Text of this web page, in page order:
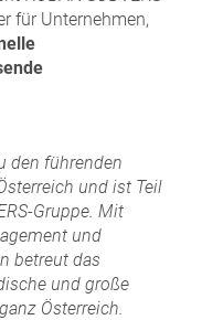
für Unternehmen,
den führenden
und ist Teil
Gruppe. Mit
und
betreut das
und große
Österreich.